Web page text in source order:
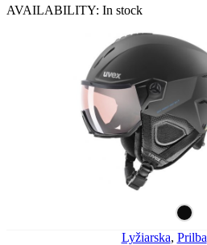
AVAILABILITY: In stock
Lyžiarska, Prilba